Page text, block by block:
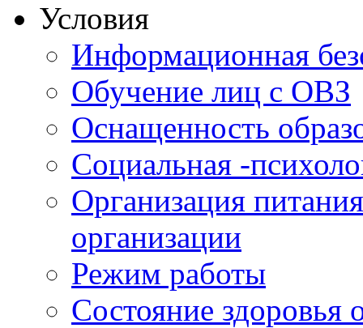
Условия
Информационная
Обучение лиц с ОВЗ
Оснащенность
Социальная -
Организация
организации
Режим работы
Состояние